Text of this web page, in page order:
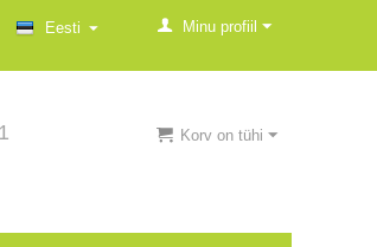
Minu profiil
Eesti
Korv on tühi